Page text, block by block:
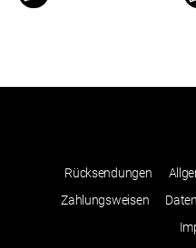
Rücksendungen
Zahlungsweisen